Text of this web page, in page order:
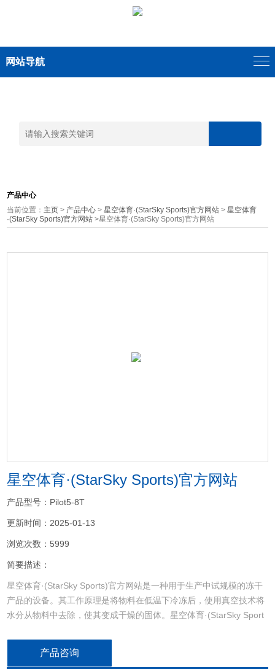
网站导航
产品中心
当前位置： 主页 > 产品中心 >星空体育·(StarSky Sports)官方网站 >星空体育
·(StarSky Sports)官方网站 >星空体育·(StarSky Sports)官方网站
星空体育·(StarSky Sports)官方网站
产品型号：Pilot5-8T
更新时间：2025-01-13
浏览次数：5999
简要描述：
星空体育·(StarSky Sports)官方网站是一种用于生产中试规模的冻干
产品的设备。其工作原理是将物料在低温下冷冻后，使用真空技术将
水分从物料中去除，使其变成干燥的固体。星空体育·(StarSky Sport
产品咨询